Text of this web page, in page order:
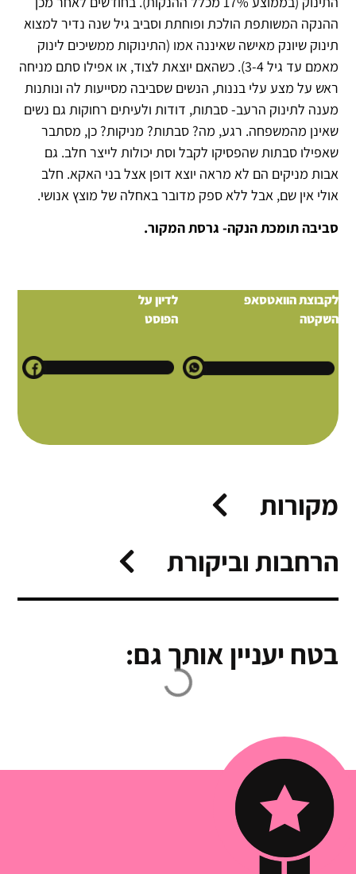
ההנקה המשותפת הולכת ופוחתת וסביב גיל שנה נדיר למצוא
תינוק שיונק מאישה שאיננה אמו (התינוקות ממשיכים לינוק
מאמם עד גיל 3-4). כשהאם יוצאת לצוד, או אפילו סתם מניחה
ראש על מצע עלי בננות, הנשים שסביבה מסייעות לה ונותנות
מענה לתינוק הרעב- סבתות, דודות ולעיתים רחוקות גם נשים
שאינן מהמשפחה. רגע, מה? סבתות? מניקות? כן, מסתבר
שאפילו סבתות שהפסיקו לקבל וסת יכולות לייצר חלב. גם
אבות מניקים הם לא מראה יוצא דופן אצל בני האקא. חלב
אולי אין שם, אבל ללא ספק מדובר באחלה של מוצץ אנושי.
סביבה תומכת הנקה- גרסת המקור.
לדיון על
הפוסט
לקבוצת הוואטסאפ
השקטה
מקורות
הרחבות וביקורת
בטח יעניין אותך גם: